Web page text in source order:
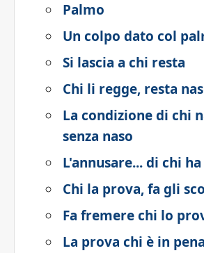
Palmo
Un colpo dato col
Si lascia a chi resta
Chi li regge, resta
La condizione di chi
senza naso
L'annusare... di chi
Chi la prova, fa gli
Fa fremere chi lo
La prova chi è in pena